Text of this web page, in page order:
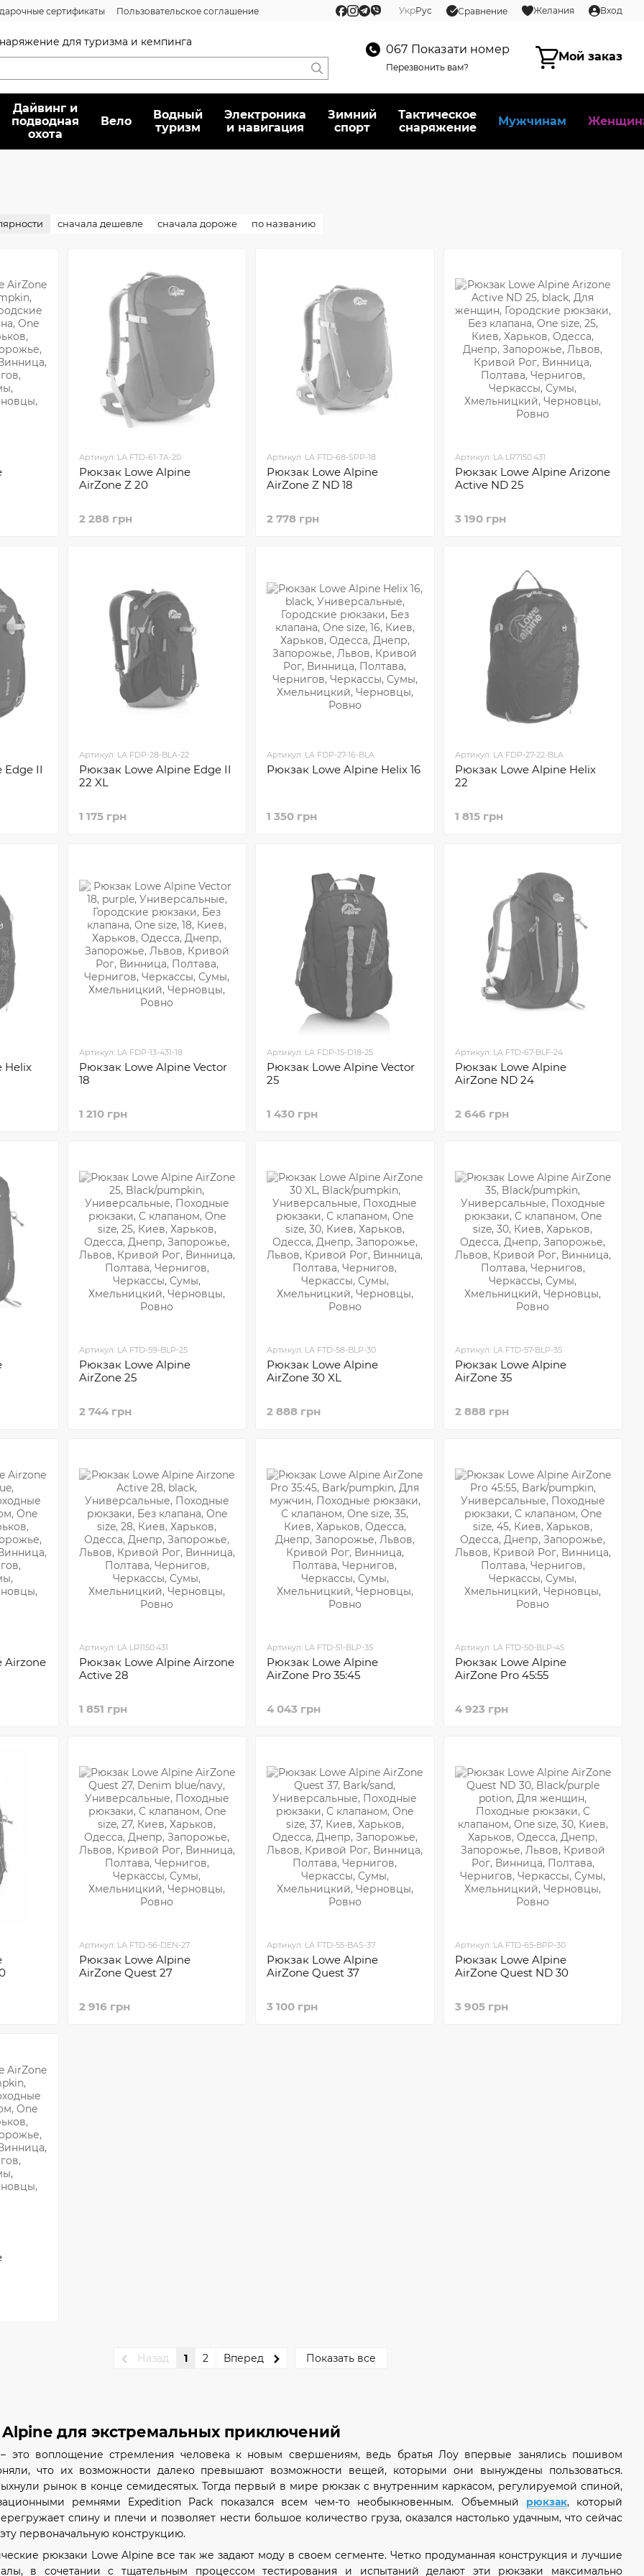
сертификаты
Пользовательское соглашение
УкрРус Сравнение Желания Вход
для туризма и кемпинга
067 Показати номер
Перезвонить вам?
Мой заказ
Дайвинг и
подводная
охота
Вело
Водный
туризм
Электроника
и навигация
Зимний
спорт
Тактическое
снаряжение
Мужчинам
сначала дешевле сначала дороже по названию
для экстремальных приключений
это воплощение стремления человека к новым свершениям, ведь братья Лоу впервые занялись пошивом
что их возможности далеко превышают возможности вещей, которыми они вынуждены пользоваться.
рынок в конце семидесятых. Тогда первый в мире рюкзак с внутренним каркасом, регулируемой спиной,
ремнями Expedition Pack показался всем чем-то необыкновенным. Объемный рюкзак, который
спину и плечи и позволяет нести большое количество груза, оказался настолько удачным, что сейчас
первоначальную конструкцию.
рюкзаки Lowe Alpine все так же задают моду в своем сегменте. Четко продуманная конструкция и лучшие
в сочетании с тщательным процессом тестирования и испытаний делают эти рюкзаки максимально
Артикул: LA FTD-61-TA-20
Рюкзак Lowe Alpine
AirZone Z 20
2 288 грн
Артикул: LA FTD-68-SPP-18
Рюкзак Lowe Alpine
AirZone Z ND 18
2 778 грн
Артикул: LA LR7150.431
Рюкзак Lowe Alpine Arizone
Active ND 25
3 190 грн
Edge II
Артикул: LA FDP-28-BLA-22
Рюкзак Lowe Alpine Edge II
22 XL
1 175 грн
Артикул: LA FDP-27-16-BLA
Рюкзак Lowe Alpine Helix 16
1 350 грн
Артикул: LA FDP-27-22-BLA
Рюкзак Lowe Alpine Helix
22
1 815 грн
Helix
Артикул: LA FDP-13-431-18
Рюкзак Lowe Alpine Vector
18
1 210 грн
Артикул: LA FDP-15-D18-25
Рюкзак Lowe Alpine Vector
25
1 430 грн
Артикул: LA FTD-67-BLF-24
Рюкзак Lowe Alpine
AirZone ND 24
2 646 грн
Артикул: LA FTD-59-BLP-25
Рюкзак Lowe Alpine
AirZone 25
2 744 грн
Артикул: LA FTD-58-BLP-30
Рюкзак Lowe Alpine
AirZone 30 XL
2 888 грн
Артикул: LA FTD-57-BLP-35
Рюкзак Lowe Alpine
AirZone 35
2 888 грн
Airzone
Артикул: LA LR1150.431
Рюкзак Lowe Alpine Airzone
Active 28
1 851 грн
Артикул: LA FTD-51-BLP-35
Рюкзак Lowe Alpine
AirZone Pro 35:45
4 043 грн
Артикул: LA FTD-50-BLP-45
Рюкзак Lowe Alpine
AirZone Pro 45:55
4 923 грн
Артикул: LA FTD-56-DEN-27
Рюкзак Lowe Alpine
AirZone Quest 27
2 916 грн
Артикул: LA FTD-55-BAS-37
Рюкзак Lowe Alpine
AirZone Quest 37
3 100 грн
Артикул: LA FTD-65-BPP-30
Рюкзак Lowe Alpine
AirZone Quest ND 30
3 905 грн
Назад 1 2 Вперед Показать все